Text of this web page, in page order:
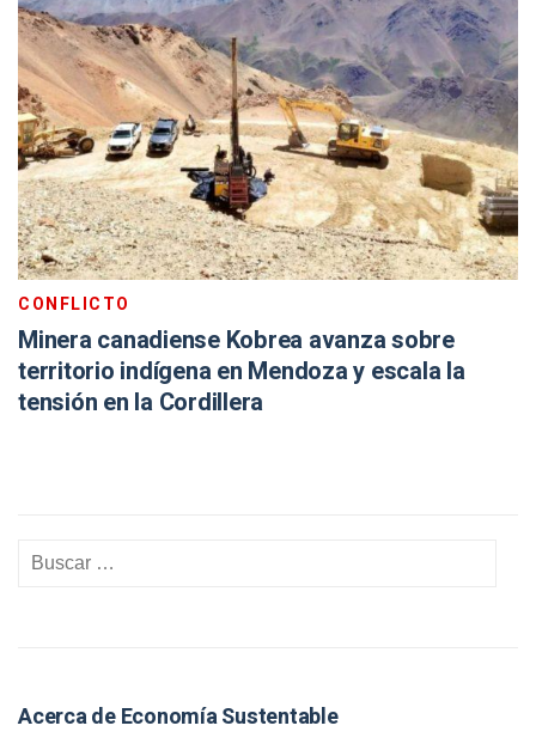
CONFLICTO
Minera canadiense Kobrea avanza sobre
territorio indígena en Mendoza y escala la
tensión en la Cordillera
Acerca de Economía Sustentable